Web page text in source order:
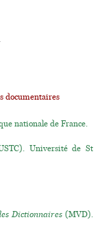
documentaires
nationale de France.
Université de St
Dictionnaires(MVD).